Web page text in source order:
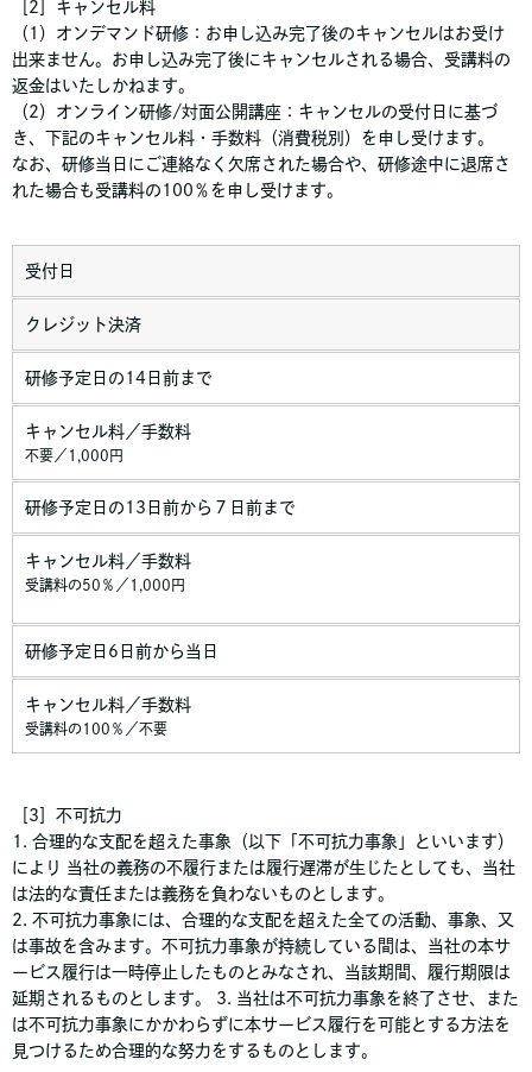
［2］キャンセル料
（1）オンデマンド研修：お申し込み完了後のキャンセルはお受け
出来ません。お申し込み完了後にキャンセルされる場合、受講料の
返金はいたしかねます。
（2）オンライン研修/対面公開講座：キャンセルの受付日に基づ
き、下記のキャンセル料・手数料（消費税別）を申し受けます。
なお、研修当日にご連絡なく欠席された場合や、研修途中に退席さ
れた場合も受講料の100％を申し受けます。
受付日
クレジット決済
研修予定日の14日前まで
キャンセル料／手数料
不要／1,000円
研修予定日の13日前から７日前まで
キャンセル料／手数料
受講料の50％／1,000円
研修予定日6日前から当日
キャンセル料／手数料
受講料の100％／不要
［3］不可抗力
1. 合理的な支配を超えた事象（以下「不可抗力事象」といいます）
により 当社の義務の不履行または履行遅滞が生じたとしても、当社
は法的な責任または義務を負わないものとします。
2. 不可抗力事象には、合理的な支配を超えた全ての活動、事象、又
は事故を含みます。不可抗力事象が持続している間は、当社の本サ
ービス履行は一時停止したものとみなされ、当該期間、履行期限は
延期されるものとします。 3. 当社は不可抗力事象を終了させ、また
は不可抗力事象にかかわらずに本サービス履行を可能とする方法を
見つけるため合理的な努力をするものとします。